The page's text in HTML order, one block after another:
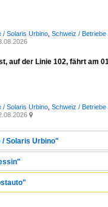
/ Solaris Urbino Schweiz / Betriebe
auf der Linie 102, fährt am
/ Solaris Urbino Schweiz / Betriebe

Solaris Urbino"